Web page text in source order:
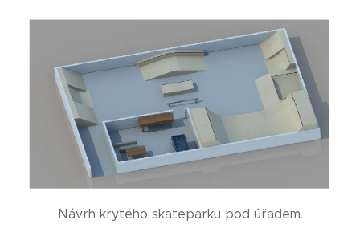
Návrh krytého skateparku pod úřadem.